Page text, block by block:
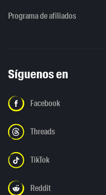
Programa de afiliados
Síguenos en
Facebook
Threads
TikTok
Reddit